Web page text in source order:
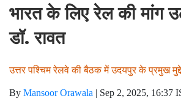
भारत के लिए रेल की मांग
डॉ. रावत
उत्तर पश्चिम रेलवे की बैठक में उदयपुर के प्रमुख
By Mansoor Orawala | Sep 2, 2025, 16:37